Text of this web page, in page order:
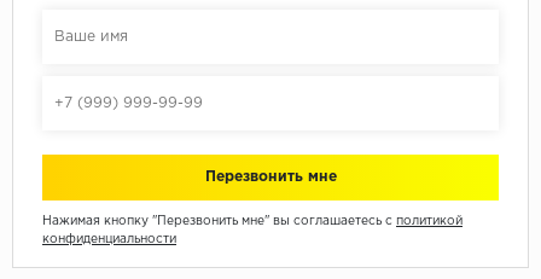
Нажимая кнопку "Перезвонить мне" вы соглашаетесь с политикой
конфиденциальности